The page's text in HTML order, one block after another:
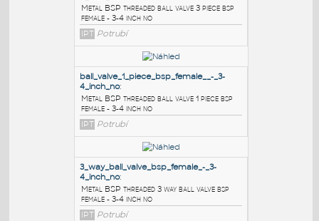
PODOBNÉ BLOKY:
ball_valve_3_piece_bsp_female_-_3-
4_inch_no
Metal BSP threaded ball valve 3 piece bsp
female - 3-4 inch no
IPT Potrubí